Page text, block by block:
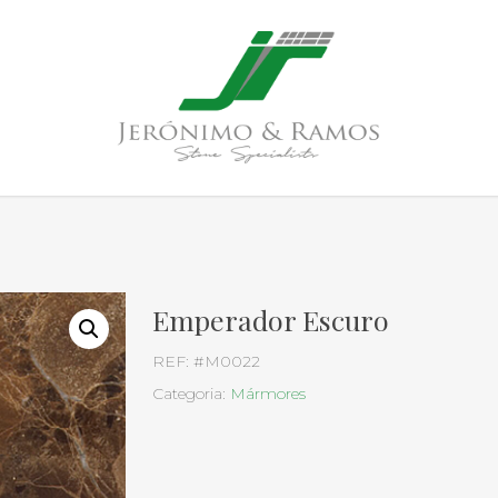
Emperador Escuro
REF: #M0022
Categoria: Mármores